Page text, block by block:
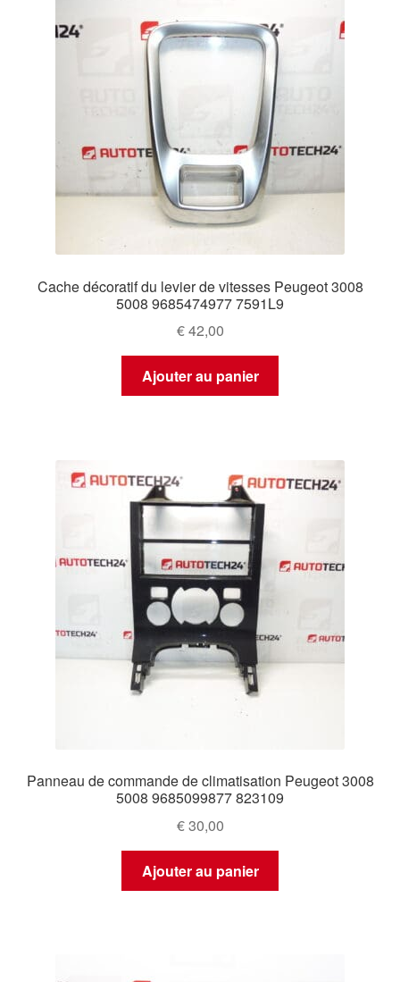
Cache décoratif du levier de vitesses Peugeot 3008
5008 9685474977 7591L9
€42,00
Ajouter au panier
Panneau de commande de climatisation Peugeot 3008
5008 9685099877 823109
€30,00
Ajouter au panier